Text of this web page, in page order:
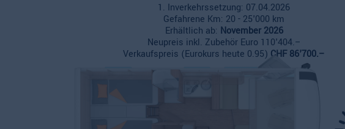
1. Inverkehrssetzung: 07.04.2026
Gefahrene Km: 20 - 25'000 km
Erhältlich ab: November 2026
Neupreis inkl. Zubehör Euro 110'404.–
Verkaufspreis (Eurokurs heute 0.95) CHF 86'700.–